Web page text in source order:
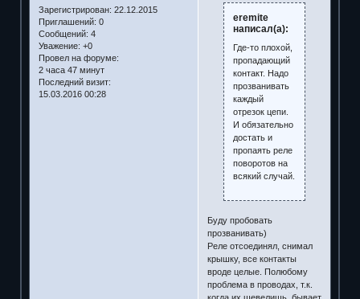
Зарегистрирован: 22.12.2015
Приглашений: 0
Сообщений: 4
Уважение: +0
Провел на форуме:
2 часа 47 минут
Последний визит:
15.03.2016 00:28
eremite
написал(а):
Где-то плохой,
пропадающий
контакт. Надо
прозванивать
каждый
отрезок цепи.
И обязательно
достать и
пропаять реле
поворотов на
всякий случай.
Буду пробовать
прозванивать)
Реле отсоединял, снимал
крышку, все контакты
вроде целые. Полюбому
проблема в проводах, т.к.
когда их шевелишь, бывает